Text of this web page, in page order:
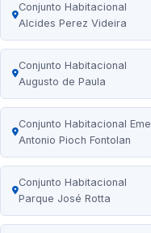
Conjunto Habitacional
Alcides Perez Videira
Conjunto Habitacional
Augusto de Paula
Conjunto Habitacional Eme
Antonio Pioch Fontolan
Conjunto Habitacional
Parque José Rotta